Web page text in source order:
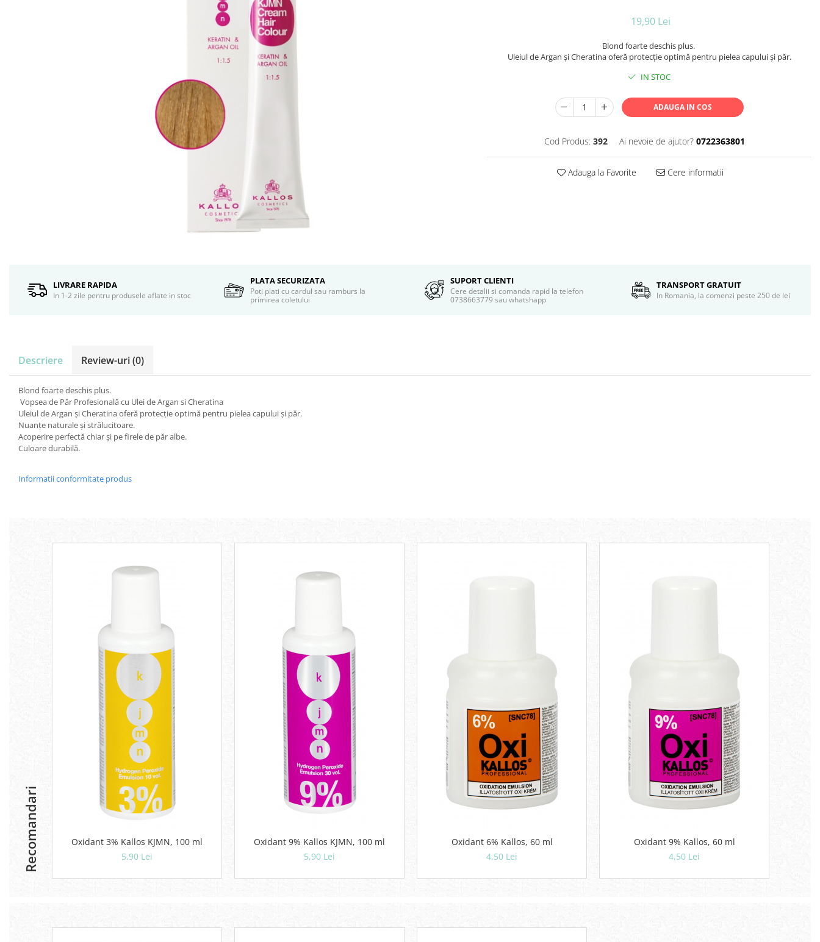
Bureti de baie
Creion si tus ochi
Aplicatoare si pensule machiaj
Accesorii machiaj
Igiena dentara
Periute de dinti
Apa de gura
Produse manichiura & pedichiura
19,90 Lei
Blond foarte deschis plus.
Uleiul de Argan şi Cheratina oferă protecţie optimă pentru pielea capului şi păr.
IN STOC
ADAUGA IN COS
Cod Produs: 392 Ai nevoie de ajutor? 0722363801
Adauga la Favorite Cere informatii
LIVRARE RAPIDA
In 1-2 zile pentru produsele aflate in stoc
PLATA SECURIZATA
Poti plati cu cardul sau ramburs la
primirea coletului
SUPORT CLIENTI
Cere detalii si comanda rapid la telefon
0738663779 sau whatshapp
TRANSPORT GRATUIT
In Romania, la comenzi peste 250 de lei
Descriere Review-uri(0)
Blond foarte deschis plus.
Vopsea de Păr Profesională cu Ulei de Argan si Cheratina
Uleiul de Argan şi Cheratina oferă protecţie optimă pentru pielea capului şi păr.
Nuanţe naturale şi strălucitoare.
Acoperire perfectă chiar şi pe firele de păr albe.
Culoare durabilă.
Informatii conformitate produs
Recomandari
Oxidant 3% Kallos KJMN, 100 ml
5,90 Lei
Oxidant 9% Kallos KJMN, 100 ml
5,90 Lei
Oxidant 6% Kallos, 60 ml
4,50 Lei
Oxidant 9% Kallos, 60 ml
4,50 Lei